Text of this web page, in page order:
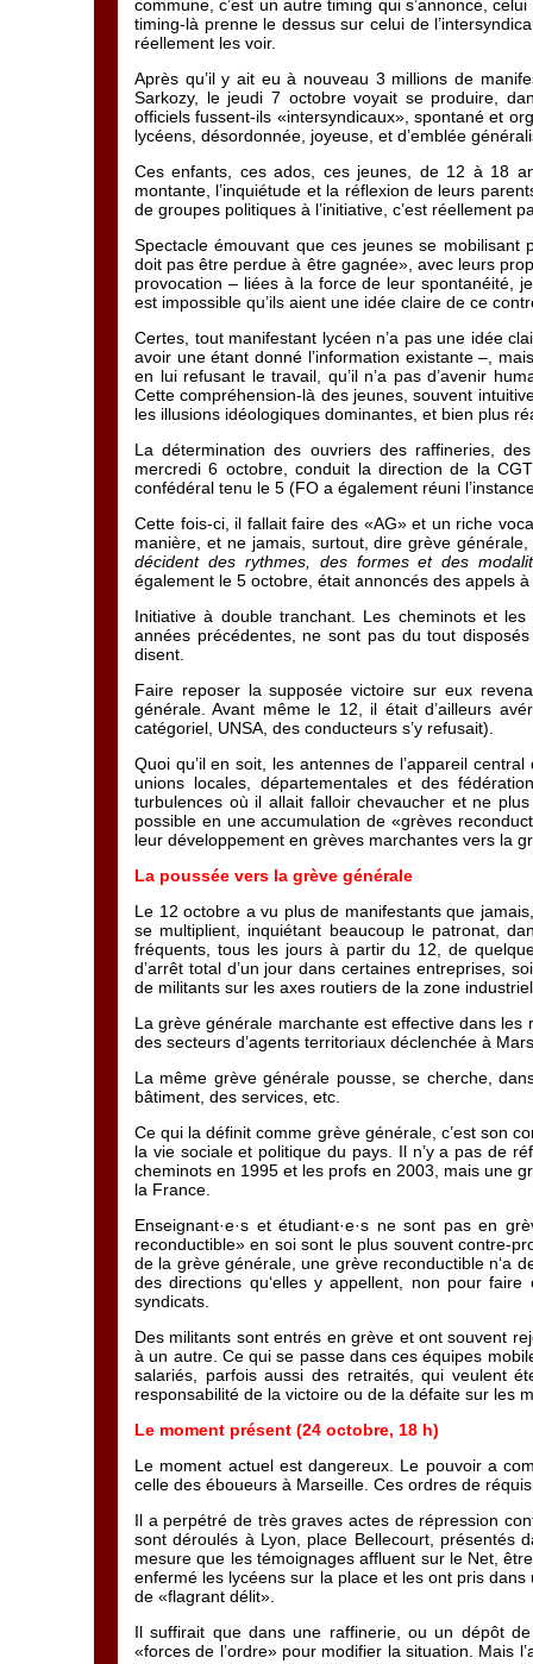
commune, c’est un autre timing qui s’annonce,
timing-là prenne le dessus sur celui de
réellement les voir.
Après qu’il y ait eu à nouveau 3 millions de
Sarkozy, le jeudi 7 octobre voyait se produire,
officiels fussent-ils «intersyndicaux», spontané et
lycéens, désordonnée, joyeuse, et d’emblée
Ces enfants, ces ados, ces jeunes, de 12 à 18
montante, l’inquiétude et la réflexion de leurs
de groupes politiques à l’initiative, c’est réellement
Spectacle émouvant que ces jeunes se
doit pas être perdue à être gagnée», avec leurs
provocation – liées à la force de leur spontanéité,
est impossible qu’ils aient une idée claire de ce
Certes, tout manifestant lycéen n’a pas une idée
avoir une étant donné l’information existante –,
en lui refusant le travail, qu’il n’a pas d’avenir
Cette compréhension-là des jeunes, souvent
les illusions idéologiques dominantes, et bien plus
La détermination des ouvriers des raffineries,
mercredi 6 octobre, conduit la direction de la
confédéral tenu le 5 (FO a également réuni
Cette fois-ci, il fallait faire des «AG» et un riche
manière, et ne jamais, surtout, dire grève
décident des rythmes, des formes et des
également le 5 octobre, était annoncés des appels
Initiative à double tranchant. Les cheminots et
années précédentes, ne sont pas du tout
disent.
Faire reposer la supposée victoire sur eux
générale. Avant même le 12, il était d’ailleurs
catégoriel, UNSA, des conducteurs s’y refusait).
Quoi qu’il en soit, les antennes de l’appareil
unions locales, départementales et des
turbulences où il allait falloir chevaucher et ne
possible en une accumulation de «grèves
leur développement en grèves marchantes vers la
La poussée vers la grève générale
Le 12 octobre a vu plus de manifestants que
se multiplient, inquiétant beaucoup le patronat,
fréquents, tous les jours à partir du 12, de
d’arrêt total d’un jour dans certaines entreprises,
de militants sur les axes routiers de la zone
La grève générale marchante est effective dans
des secteurs d’agents territoriaux déclenchée à
La même grève générale pousse, se cherche,
bâtiment, des services, etc.
Ce qui la définit comme grève générale, c’est son
la vie sociale et politique du pays. Il n’y a pas de
cheminots en 1995 et les profs en 2003, mais une
la France.
Enseignant·e·s et étudiant·e·s ne sont pas en
reconductible» en soi sont le plus souvent contre-
de la grève générale, une grève reconductible n‘a
des directions qu‘elles y appellent, non pour
syndicats.
Des militants sont entrés en grève et ont souvent
à un autre. Ce qui se passe dans ces équipes
salariés, parfois aussi des retraités, qui veulent
responsabilité de la victoire ou de la défaite sur les
Le moment présent (24 octobre, 18 h)
Le moment actuel est dangereux. Le pouvoir a
celle des éboueurs à Marseille. Ces ordres de
Il a perpétré de très graves actes de répression
sont déroulés à Lyon, place Bellecourt, présentés
mesure que les témoignages affluent sur le Net,
enfermé les lycéens sur la place et les ont pris
de «flagrant délit».
Il suffirait que dans une raffinerie, ou un dépôt
«forces de l’ordre» pour modifier la situation. Mais